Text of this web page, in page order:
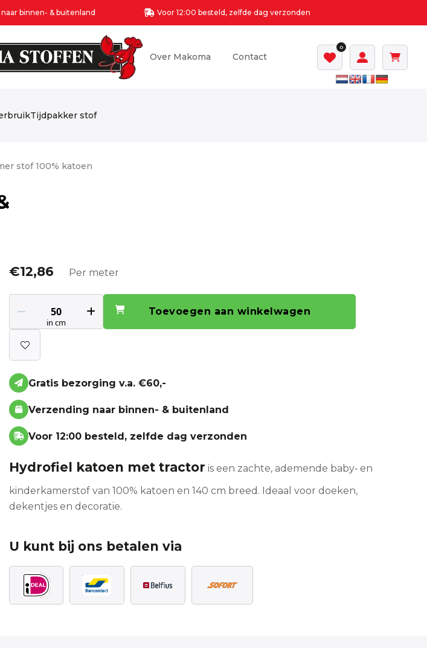
binnen- & buitenland Voor 12:00 besteld, zelfde dag verzonden
Over Makoma Contact
0
Tijdpakker stof
stof 100% katoen
€12,86 Per meter
Toevoegen aan winkelwagen
Gratis bezorging v.a. €60,-
Verzending naar binnen- & buitenland
Voor 12:00 besteld, zelfde dag verzonden
Hydrofiel katoen met tractor is een zachte, ademende baby‑ en
kinderkamerstof van 100% katoen en 140 cm breed. Ideaal voor doeken,
dekentjes en decoratie.
U kunt bij ons betalen via